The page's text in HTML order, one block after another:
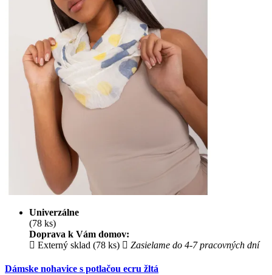
Univerzálne
(78 ks)
Doprava k Vám domov:
Externý sklad (78 ks)
Zasielame do 4-7 pracovných dní
Dámske nohavice s potlačou ecru žltá